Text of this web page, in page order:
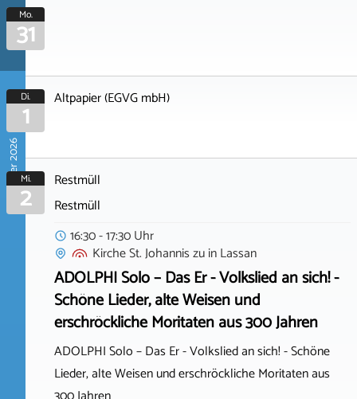
Mo.
31
September 2026
Di.
1 Altpapier (EGVG mbH)
Mi.
2
Restmüll
Restmüll
16:30 - 17:30 Uhr
Kirche St. Johannis zuinLassan
ADOLPHI Solo – Das Er - Volkslied an sich! -
Schöne Lieder, alte Weisen und
erschröckliche Moritaten aus 300 Jahren
ADOLPHI Solo – Das Er - Volkslied an sich! - Schöne
Lieder, alte Weisen und erschröckliche Moritaten aus